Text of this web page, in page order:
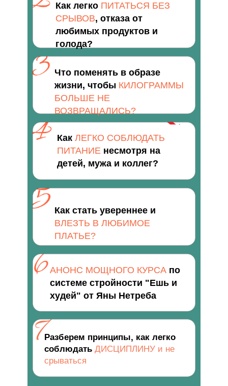
Как легко ПИТАТЬСЯ БЕЗ
СРЫВОВ, отказа от
любимых продуктов и
голода?
Что поменять в образе
жизни, чтобы КИЛОГРАММЫ
БОЛЬШЕ НЕ
ВОЗВРАЩАЛИСЬ?
Как ЛЕГКО СОБЛЮДАТЬ
ПИТАНИЕ несмотря на
детей, мужа и коллег?
Как стать увереннее и
ВЛЕЗТЬ В ЛЮБИМОЕ
ПЛАТЬЕ?
АНОНС МОЩНОГО КУРСА по
системе стройности "Ешь и
худей" от Яны Нетреба
Разберем принципы, как легко
соблюдать ДИСЦИПЛИНУ и не
срываться